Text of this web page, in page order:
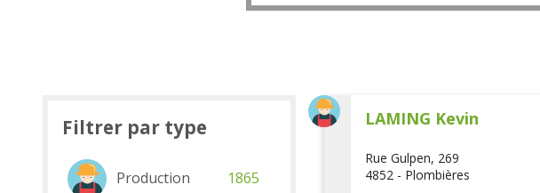
LAMING Kevin
Rue Gulpen, 269
4852 - Plombières
Filtrer par type
Production 1865